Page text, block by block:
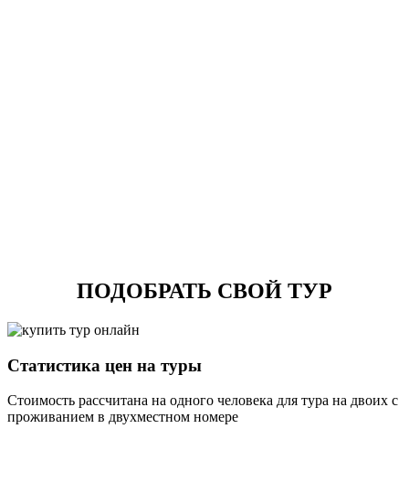
ПОДОБРАТЬ СВОЙ ТУР
Статистика цен на туры
Стоимость рассчитана на одного человека для тура на двоих с
проживанием в двухместном номере